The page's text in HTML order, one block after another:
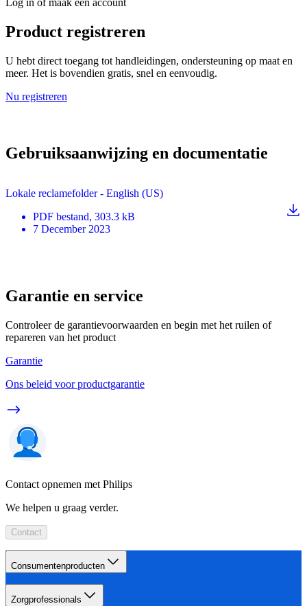
Log in of maak een account
Product registreren
U hebt direct toegang tot handleidingen, ondersteuning op maat en
meer. Het is bovendien gratis, snel en eenvoudig.
Nu registreren
Gebruiksaanwijzing en documentatie
Lokale reclamefolder - English (US)
PDF bestand, 303.3 kB
7 December 2023
Garantie en service
Controleer de garantievoorwaarden en begin met het ruilen of
repareren van het product
Garantie
Ons beleid voor productgarantie
Contact opnemen met Philips
We helpen u graag verder.
Contact
Consumentenproducten
Zorgprofessionals